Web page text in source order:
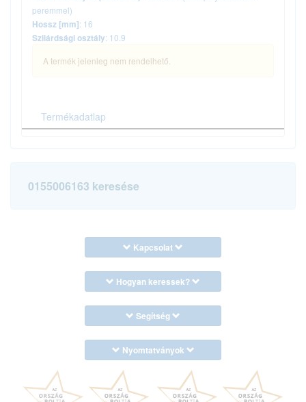
peremmel)
Hossz [mm]: 16
Szilárdsági osztály: 10.9
A termék jelenleg nem rendelhető.
Termékadatlap
0155006163 keresése
Kapcsolat
Hogyan keressek?
Segítség
Nyomtatványok